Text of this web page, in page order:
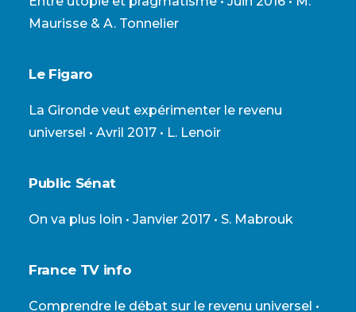
Maurisse & A. Tonnelier
Le Figaro
La Gironde veut expérimenter le revenu
universel • Avril 2017 • L. Lenoir
Public Sénat
On va plus loin • Janvier 2017 • S. Mabrouk
France TV info
Comprendre le débat sur le revenu universel •